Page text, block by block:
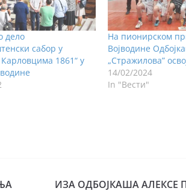
дело
сабор у
1861“ у
На пионирском
Војводине
„Стражилова”
14/02/2024
In "Вести"
ИЗА ОДБОЈКАША